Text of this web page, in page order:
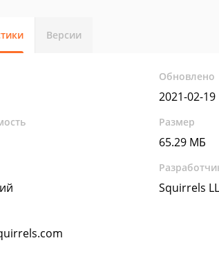
Версии
Обновлено
2021-02-19
Размер
65.29 МБ
Squirrels